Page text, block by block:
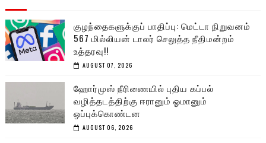
குழந்தைகளுக்குப் பாதிப்பு: மெட்டா நிறுவனம்
567 மில்லியன் டாலர் செலுத்த நீதிமன்றம்
உத்தரவு!!
AUGUST 07, 2026
ஹோர்முஸ் நீரிணையில் புதிய கப்பல்
வழித்தடத்திற்கு ஈரானும் ஓமானும்
ஒப்புக்கொண்டன
AUGUST 06, 2026